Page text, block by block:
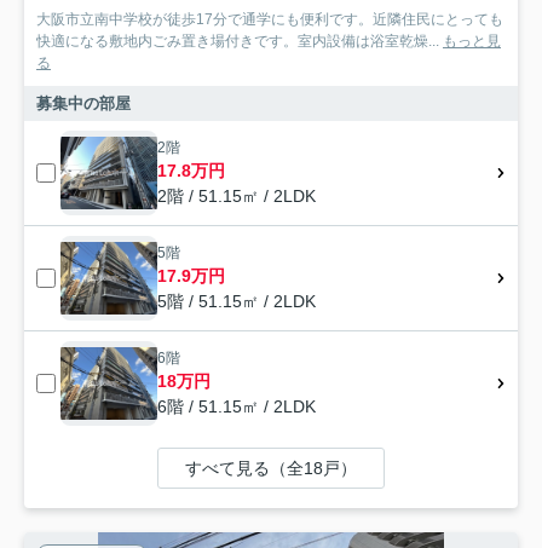
大阪市立南中学校が徒歩17分で通学にも便利です。近隣住民にとっても
快適になる敷地内ごみ置き場付きです。室内設備は浴室乾燥... もっと見
る
募集中の部屋
2階
17.8万円
2階 / 51.15㎡ / 2LDK
5階
17.9万円
5階 / 51.15㎡ / 2LDK
6階
18万円
6階 / 51.15㎡ / 2LDK
すべて見る（全18戸）